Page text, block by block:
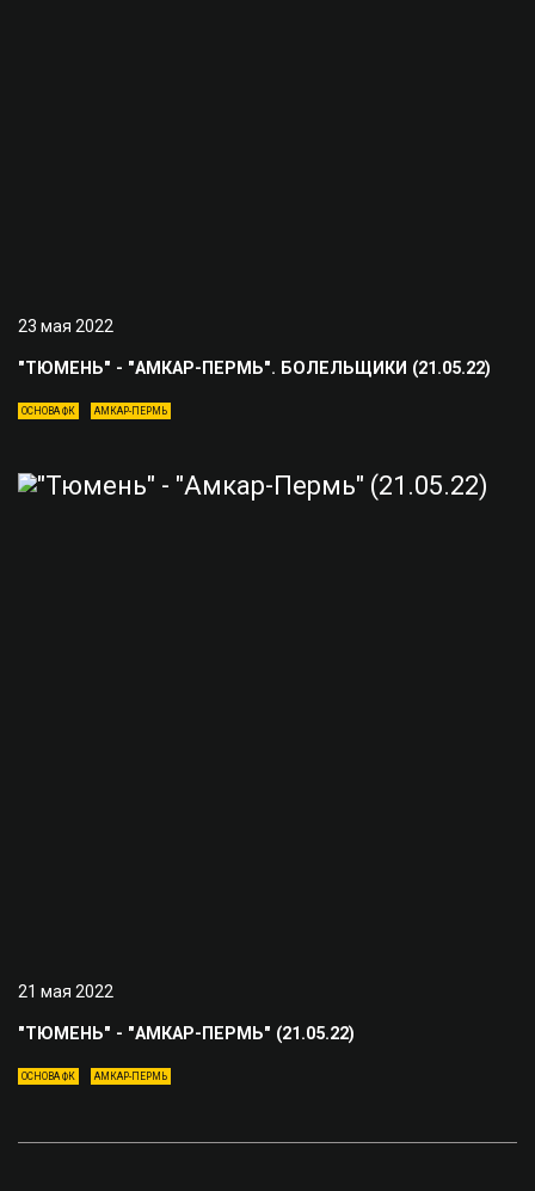
23 мая 2022
"ТЮМЕНЬ" - "АМКАР-ПЕРМЬ". БОЛЕЛЬЩИКИ (21.05.22)
ОСНОВА ФК АМКАР-ПЕРМЬ
21 мая 2022
"ТЮМЕНЬ" - "АМКАР-ПЕРМЬ" (21.05.22)
ОСНОВА ФК АМКАР-ПЕРМЬ